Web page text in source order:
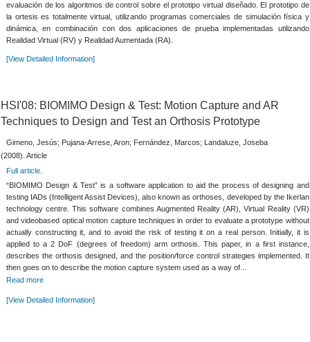
evaluación de los algoritmos de control sobre el prototipo virtual diseñado. El prototipo de
la ortesis es totalmente virtual, utilizando programas comerciales de simulación física y
dinámica, en combinación con dos aplicaciones de prueba implementadas utilizando
Realidad Virtual (RV) y Realidad Aumentada (RA).
[View Detailed Information]
HSI'08: BIOMIMO Design & Test: Motion Capture and AR
Techniques to Design and Test an Orthosis Prototype
Gimeno, Jesús; Pujana-Arrese, Aron; Fernández, Marcos; Landaluze, Joseba
(2008). Article
Full article.
“BIOMIMO Design & Test” is a software application to aid the process of designing and
testing IADs (Intelligent Assist Devices), also known as orthoses, developed by the Ikerlan
technology centre. This software combines Augmented Reality (AR), Virtual Reality (VR)
and videobased optical motion capture techniques in order to evaluate a prototype without
actually constructing it, and to avoid the risk of testing it on a real person. Initially, it is
applied to a 2 DoF (degrees of freedom) arm orthosis. This paper, in a first instance,
describes the orthosis designed, and the position/force control strategies implemented. It
then goes on to describe the motion capture system used as a way of...
Read more
[View Detailed Information]